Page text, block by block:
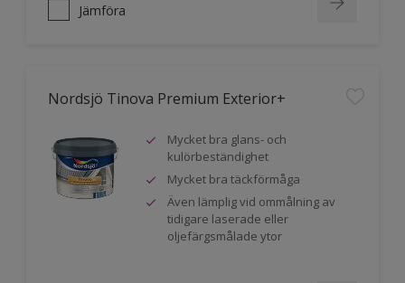
Jämföra
Nordsjö Tinova Premium Exterior+
Mycket bra glans- och
kulörbeständighet
Mycket bra täckförmåga
Även lämplig vid ommålning av
tidigare laserade eller
oljefärgsmålade ytor